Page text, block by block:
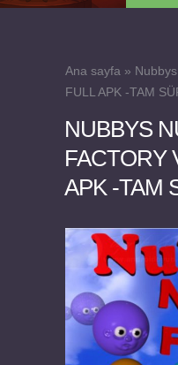
Felix the
Ana sayfa »
FULL APK -TAM
NUBBYS
FACTORY
APK -TAM